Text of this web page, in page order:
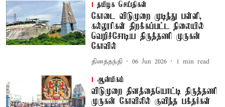
தமிழக செய்திகள்
கோடை விடுமுறை முடிந்து பள்ளி,
கல்லூரிகள் திறக்கப்பட்ட நிலையில்
வெறிச்சோடிய திருத்தணி முருகன்
கோவில்
தினத்தந்தி 06 Jun 2026 1 min read
ஆன்மிகம்
விடுமுறை தினத்தையொட்டி திருத்தணி
முருகன் கோவிலில் குவிந்த பக்தர்கள்